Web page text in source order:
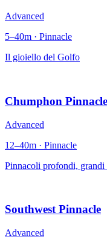
Advanced
5–40m · Pinnacle
Il gioiello del Golfo
Chumphon Pinnacle
Advanced
12–40m · Pinnacle
Pinnacoli profondi, grandi
Southwest Pinnacle
Advanced